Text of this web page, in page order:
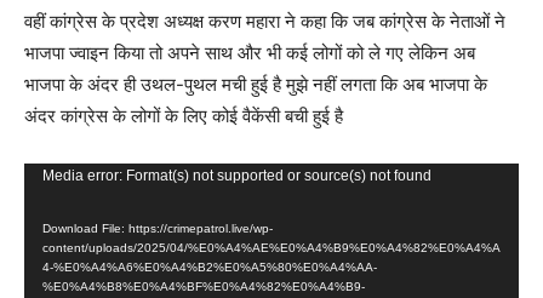
वहीं कांग्रेस के प्रदेश अध्यक्ष करण महारा ने कहा कि जब कांग्रेस के नेताओं ने
भाजपा ज्वाइन किया तो अपने साथ और भी कई लोगों को ले गए लेकिन अब
भाजपा के अंदर ही उथल-पुथल मची हुई है मुझे नहीं लगता कि अब भाजपा के
अंदर कांग्रेस के लोगों के लिए कोई वैकेंसी बची हुई है
Media error: Format(s) not supported or source(s) not found
Download File: https://crimepatrol.live/wp-
content/uploads/2025/04/%E0%A4%AE%E0%A4%B9%E0%A4%82%E0%A4%A
4-%E0%A4%A6%E0%A4%B2%E0%A5%80%E0%A4%AA-
%E0%A4%B8%E0%A4%BF%E0%A4%82%E0%A4%B9-